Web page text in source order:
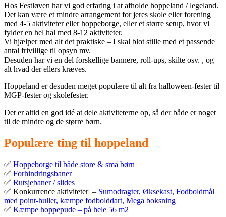
Hos Festløven har vi god erfaring i at afholde hoppeland / legeland.
Det kan være et mindre arrangement for jeres skole eller forening
med 4‑5 aktiviteter eller hoppeborge, eller et større setup, hvor vi
fylder en hel hal med 8‑12 aktiviteter.
Vi hjælper med alt det praktiske – I skal blot stille med et passende
antal frivillige til opsyn mv.
Desuden har vi en del forskellige bannere, roll-ups, skilte osv. , og
alt hvad der ellers kræves.
Hoppeland er desuden meget populære til alt fra halloween-fester til
MGP-fester og skolefester.
Det er altid en god idé at dele aktiviteterne op, så der både er noget
til de mindre og de større børn.
Populære ting til hoppeland
✅ Hoppeborge til både store & små børn
✅ Forhindringsbaner
✅ Rutsjebaner / slides
✅ Konkurrence aktiviteter – Sumodragter, Øksekast, Fodboldmål
med point-huller, kæmpe fodbolddart, Mega boksning
✅ Kæmpe hoppepude – på hele 56 m2